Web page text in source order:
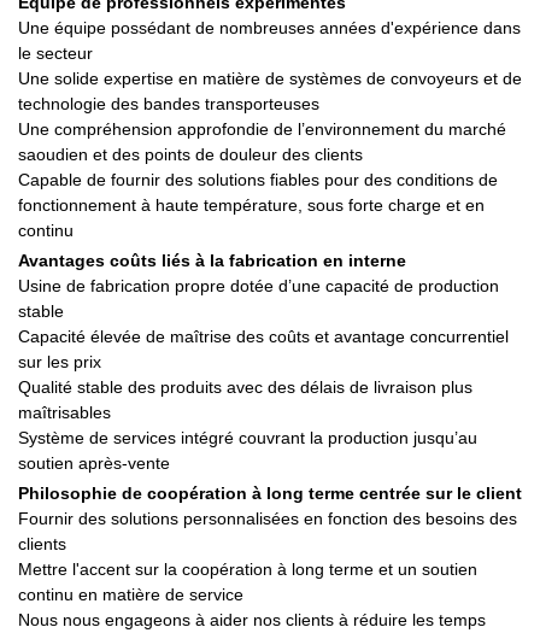
Une équipe possédant de nombreuses années d'expérience dans
le secteur
Une solide expertise en matière de systèmes de convoyeurs et de
technologie des bandes transporteuses
Une compréhension approfondie de l’environnement du marché
saoudien et des points de douleur des clients
Capable de fournir des solutions fiables pour des conditions de
fonctionnement à haute température, sous forte charge et en
continu
Avantages coûts liés à la fabrication en interne
Usine de fabrication propre dotée d’une capacité de production
stable
Capacité élevée de maîtrise des coûts et avantage concurrentiel
sur les prix
Qualité stable des produits avec des délais de livraison plus
maîtrisables
Système de services intégré couvrant la production jusqu’au
soutien après-vente
Philosophie de coopération à long terme centrée sur le client
Fournir des solutions personnalisées en fonction des besoins des
clients
Mettre l'accent sur la coopération à long terme et un soutien
continu en matière de service
Nous nous engageons à aider nos clients à réduire les temps